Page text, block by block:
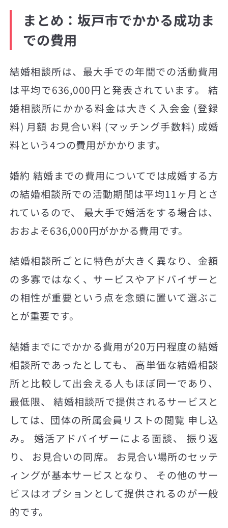
まとめ：坂戸市でかかる成功ま
での費用
結婚相談所は、最大手での年間での活動費用
は平均で636,000円と発表されています。 結
婚相談所にかかる料金は大きく入会金 (登録
料) 月額 お見合い料 (マッチング手数料) 成婚
料という4つの費用がかかります。
婚約 結婚までの費用についてでは成婚する方
の結婚相談所での活動期間は平均11ヶ月とさ
れているので、 最大手で婚活をする場合は、
おおよそ636,000円がかかる費用です。
結婚相談所ごとに特色が大きく異なり、金額
の多寡ではなく、サービスやアドバイザーと
の相性が重要という点を念頭に置いて選ぶこ
とが重要です。
結婚までにでかかる費用が20万円程度の結婚
相談所であったとしても、 高単価な結婚相談
所と比較して出会える人もほぼ同一であり、
最低限、 結婚相談所で提供されるサービスと
しては、団体の所属会員リストの閲覧 申し込
み。 婚活アドバイザーによる面談、 振り返
り、 お見合いの同席。 お見合い場所のセッテ
ィングが基本サービスとなり、 その他のサー
ビスはオプションとして提供されるのが一般
的です。